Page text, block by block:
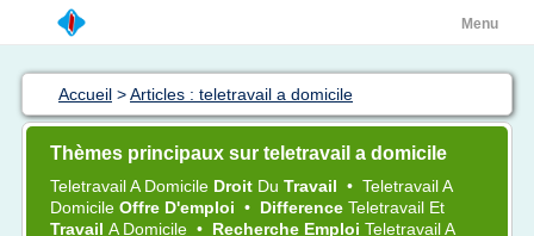
Menu
Accueil >Articles : teletravail a domicile
Thèmes principaux sur teletravail a domicile
TeletravailA Domicile Droit Du Travail • TeletravailA
Domicile Offre D'emploi • Difference Teletravail Et
Travail A Domicile • Recherche Emploi TeletravailA